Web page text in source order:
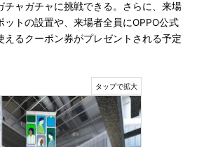
チャガチャに挑戦できる。さらに、来場
ットの設置や、来場者全員にOPPO公式
えるクーポン券がプレゼントされる予定